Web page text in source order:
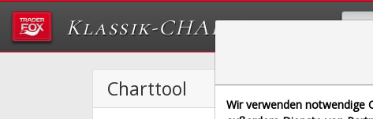
Klassik-CHARTTOOL
[RRTL |
Charttool
Wir verwenden notwendige